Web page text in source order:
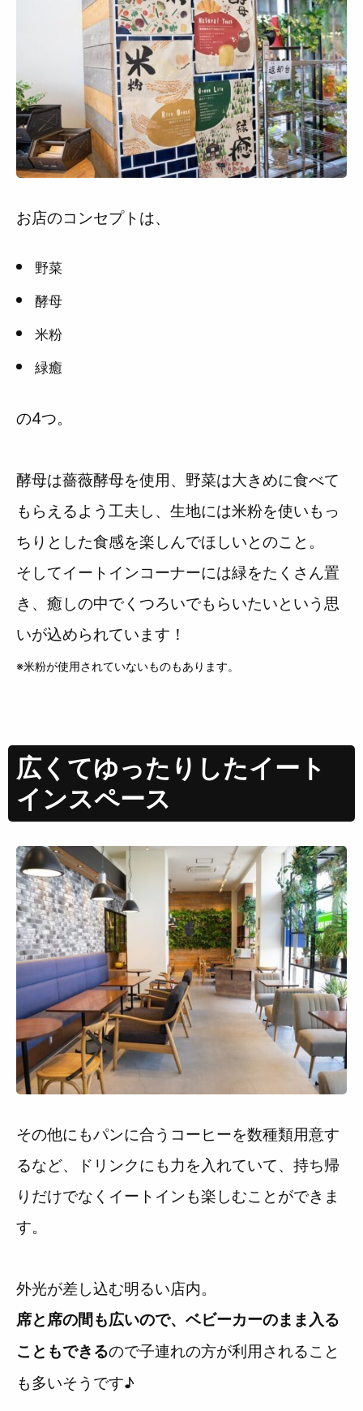
お店のコンセプトは、
野菜
酵母
米粉
緑癒
の4つ。
酵母は薔薇酵母を使用、野菜は大きめに食べて
もらえるよう工夫し、生地には米粉を使いもっ
ちりとした食感を楽しんでほしいとのこと。
そしてイートインコーナーには緑をたくさん置
き、癒しの中でくつろいでもらいたいという思
いが込められています！
※米粉が使用されていないものもあります。
広くてゆったりしたイート
インスペース
その他にもパンに合うコーヒーを数種類用意す
るなど、ドリンクにも力を入れていて、持ち帰
りだけでなくイートインも楽しむことができま
す。
外光が差し込む明るい店内。
席と席の間も広いので、ベビーカーのまま入る
こともできるので子連れの方が利用されること
も多いそうです♪